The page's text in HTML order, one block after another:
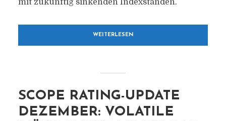
mit zukünftig sinkenden Indexständen.
WEITERLESEN
SCOPE RATING-UPDATE
DEZEMBER: VOLATILE